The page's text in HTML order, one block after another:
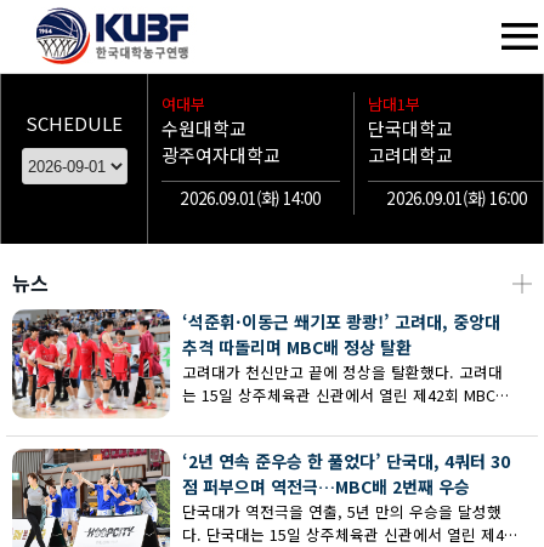
SCHEDULE
여대부
수원대학교
광주여자대학교
2026.09.01(화) 14:00
남대1부
단국대학교
고려대학교
2026.09.01(화) 16:00
뉴스 ┼
‘석준휘·이동근 쐐기포 쾅쾅!’ 고려대, 중앙대
추격 따돌리며 MBC배 정상 탈환
고려대가 천신만고 끝에 정상을 탈환했다. 고려대
는 15일 상주체육관 신관에서 열린 제42회 MBC배
추격을 따돌리며 73-62로 승리했다.
‘2년 연속 준우승 한 풀었다’ 단국대, 4쿼터 30
점 퍼부으며 역전극…MBC배 2번째 우승
단국대가 역전극을 연출, 5년 만의 우승을 달성했
다. 단국대는 15일 상주체육관 신관에서 열린 제42